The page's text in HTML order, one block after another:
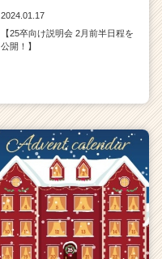
2024.01.17
【25卒向け説明会 2月前半日程を
公開！】